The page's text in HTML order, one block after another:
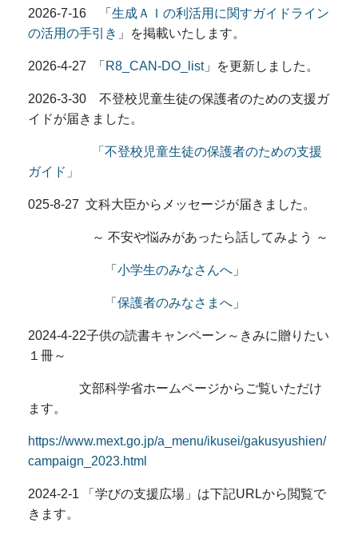
2026-7-16 「 生成ＡＩの利活用に関すガイドライン
の活用の手引き 」を掲載いたします。
2026-4-27 「 R8_CAN-DO_list」を更新しました。
2026-3-30 不登校児童生徒の保護者のための支援ガ
イドが届きました。
「 不登校児童生徒の保護者のための支援
ガイド 」
025-8-27 文科大臣からメッセージが届きました。
～ 不安や悩みがあったら話してみよう ～
「 小学生のみなさんへ 」
「 保護者のみなさまへ 」
2024-4-22子供の読書キャンペーン～きみに贈りたい
１冊～
文部科学省ホームページからご覧いただけ
ます。
https://www.mext.go.jp/a_menu/ikusei/gakusyushien/
campaign_2023.html
2024-2-1 「学びの支援広場」は下記URLから閲覧で
きます。